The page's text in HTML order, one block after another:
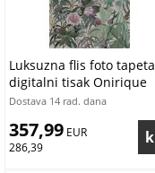
Luksuzna flis foto tapeta
digitalni tisak Onirique
OND22101 | 200 x 300
Dostava 14 rad. dana
357,99 EUR
286,39